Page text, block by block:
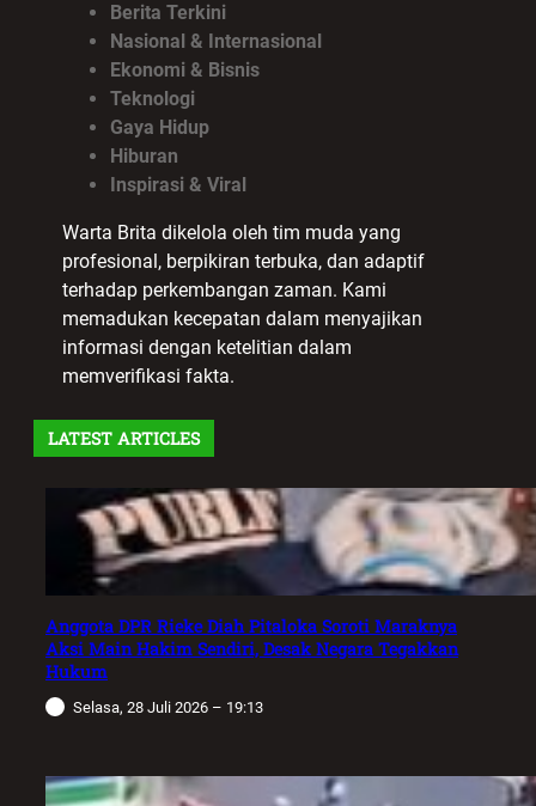
Berita Terkini
Nasional & Internasional
Ekonomi & Bisnis
Teknologi
Gaya Hidup
Hiburan
Inspirasi & Viral
Warta Brita dikelola oleh tim muda yang
profesional, berpikiran terbuka, dan adaptif
terhadap perkembangan zaman. Kami
memadukan kecepatan dalam menyajikan
informasi dengan ketelitian dalam
memverifikasi fakta.
LATEST ARTICLES
Anggota DPR Rieke Diah Pitaloka Soroti Maraknya
Aksi Main Hakim Sendiri, Desak Negara Tegakkan
Hukum
Selasa, 28 Juli 2026 – 19:13